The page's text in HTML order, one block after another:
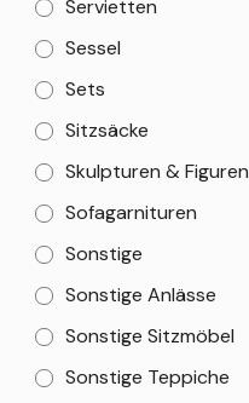
Servietten
Sessel
Sets
Sitzsäcke
Skulpturen & Figuren
Sofagarnituren
Sonstige
Sonstige Anlässe
Sonstige Sitzmöbel
Sonstige Teppiche